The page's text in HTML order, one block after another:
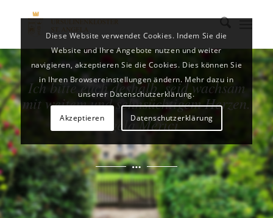
Ich bitte euch deshalb, seid wachsam
mit weitem und sehnsüchtigem Herzen.
Angela Merici
Diese Website verwendet Cookies. Indem Sie die
Website und Ihre Angebote nutzen und weiter
navigieren, akzeptieren Sie die Cookies. Dies können Sie
in Ihren Browsereinstellungen ändern. Mehr dazu in
unserer Datenschutzerklärung.
Akzeptieren Datenschutzerklärung